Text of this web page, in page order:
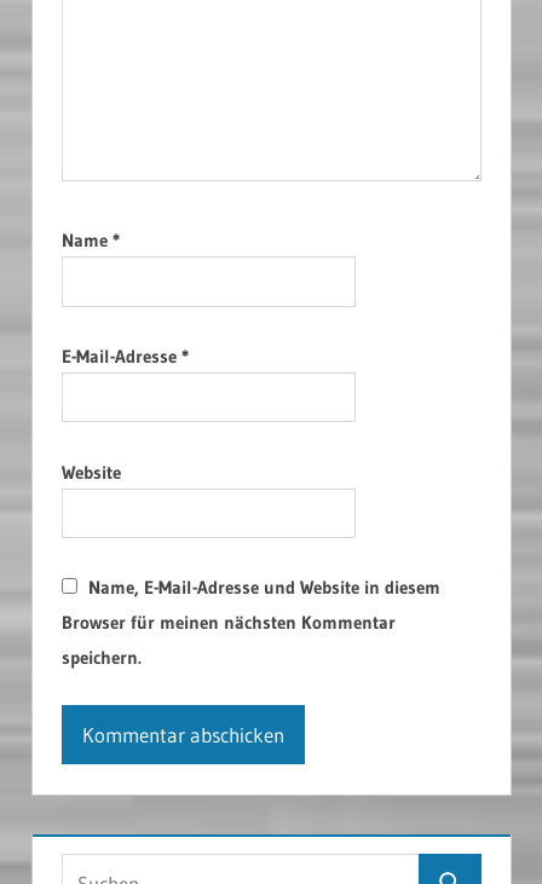
Name *
E-Mail-Adresse *
Website
Name, E-Mail-Adresse und Website in diesem
Browser für meinen nächsten Kommentar
speichern.